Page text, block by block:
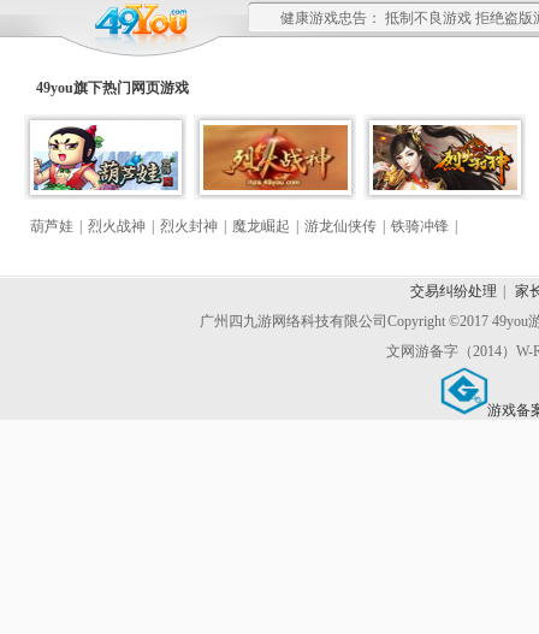
健康游戏忠告： 抵制不良游戏 拒绝盗
49you旗下热门 网页游戏
葫芦娃 烈火战神 烈火封神 魔龙崛起 游龙仙侠传 铁骑冲锋
交易纠纷处理
家
广州四九游网络科技有限公司Copyright ©2017 49you
文网游备字（2014）W-
游戏备